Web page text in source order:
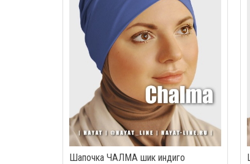
Шапочка ЧАЛМА шик индиго